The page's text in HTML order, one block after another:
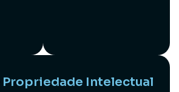
Propriedade Intelectual